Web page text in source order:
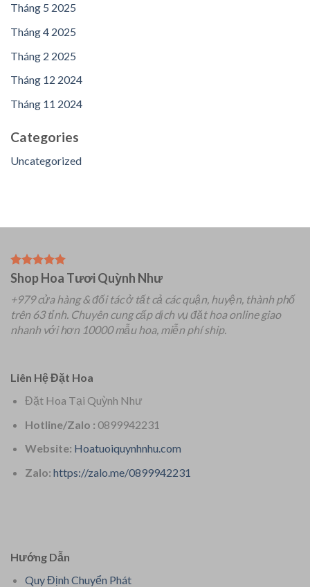
Tháng 5 2025
Tháng 4 2025
Tháng 2 2025
Tháng 12 2024
Tháng 11 2024
Categories
Uncategorized
Shop Hoa Tươi Quỳnh Như
+979 cửa hàng & đối tác ở tất cả các quận, huyện, thành phố
trên 63 tỉnh. Chuyên cung cấp dịch vụ đặt hoa online giao
nhanh với hơn 10000 mẫu hoa, miễn phí ship.
Liên Hệ Đặt Hoa
Đặt Hoa Tại Quỳnh Như
Hotline/Zalo : 0899942231
Website: Hoatuoiquynhnhu.com
Zalo: https://zalo.me/0899942231
Hướng Dẫn
Quy Định Chuyển Phát